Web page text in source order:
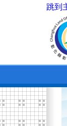
跳到